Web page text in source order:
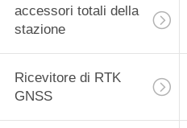
accessori totali della
stazione
Ricevitore di RTK
GNSS